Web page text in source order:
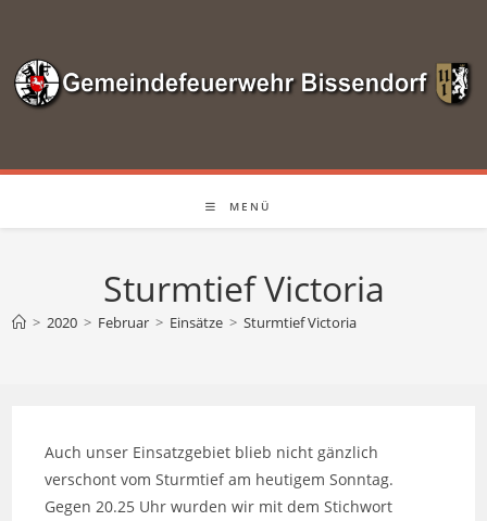
springen
MENÜ
Sturmtief Victoria
> 2020 > Februar > Einsätze > Sturmtief Victoria
Auch unser Einsatzgebiet blieb nicht gänzlich
verschont vom Sturmtief am heutigem Sonntag.
Gegen 20.25 Uhr wurden wir mit dem Stichwort